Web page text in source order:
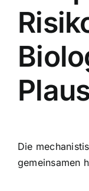
Die
gemeinsamen